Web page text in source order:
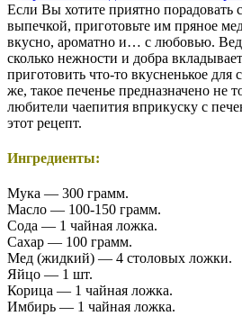
Если Вы хотите приятно порадовать
выпечкой, приготовьте им пряное
вкусно, ароматно и… с любовью.
сколько нежности и добра
приготовить что-то вкусненькое
же, такое печенье предназначено не
любители чаепития вприкуску с
этот рецепт.
Ингредиенты:
Мука — 300 грамм.
Масло — 100-150 грамм.
Сода — 1 чайная ложка.
Сахар — 100 грамм.
Мед (жидкий) — 4 столовых ложки.
Яйцо — 1 шт.
Корица — 1 чайная ложка.
Имбирь — 1 чайная ложка.